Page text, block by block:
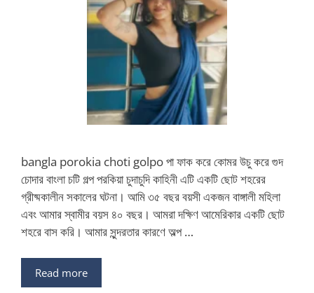
bangla porokia choti golpo পা ফাক করে কোমর উচু করে গুদ
চোদার বাংলা চটি গল্প পরকিয়া চুদাচুদি কাহিনী এটি একটি ছোট শহরের
গ্রীষ্মকালীন সকালের ঘটনা। আমি ৩৫ বছর বয়সী একজন বাঙ্গালী মহিলা
এবং আমার স্বামীর বয়স ৪০ বছর। আমরা দক্ষিণ আমেরিকার একটি ছোট
শহরে বাস করি। আমার সুন্দরতার কারণে অল্প …
Read more